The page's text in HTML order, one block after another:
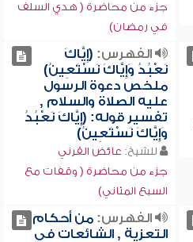
جزء من محاضرة ( هدي السلف
في رمضان)
الفهرس: (إِيَّاكَ
نَعْبُدُ وَإِيَّاكَ نَسْتَعِينُ)
ملخص دعوة الرسول
عليه الصلاة والسلام ,
تفسير قوله: (إِيَّاكَ نَعْبُدُ
وَإِيَّاكَ نَسْتَعِينُ)
للشيخ: عائض القرني
جزء من محاضرة ( وقفات مع
السبع المثاني)
الفهرس:من أحكام
التعزية , الشائعات في